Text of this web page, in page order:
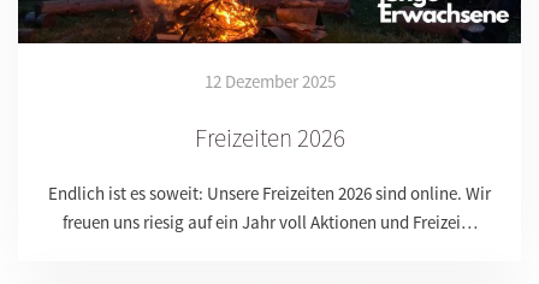
12 Dezember 2025
Freizeiten 2026
Endlich ist es soweit: Unsere Freizeiten 2026 sind online. Wir
freuen uns riesig auf ein Jahr voll Aktionen und Freizei…